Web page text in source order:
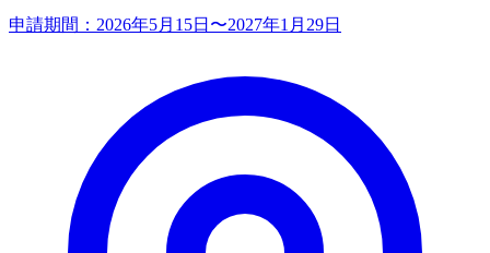
申請期間： 2026年5月15日〜2027年1月29日